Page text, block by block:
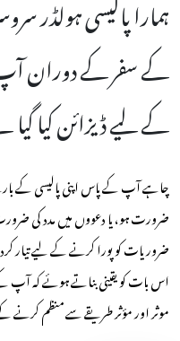
ہمارا پالیسی ہولڈر
کے سفر کے دوران آپ
کے لیے ڈیزائن کیا
چاہے آپ کے پاس اپنی پالیسی کے
ضرورت ہو، یا دعووں میں مدد کی
ضروریات کو پورا کرنے کے لیے تیار
اس بات کو یقینی بناتے ہوئے کہ آپ
موثر اور مؤثر طریقے سے منظم کرنے